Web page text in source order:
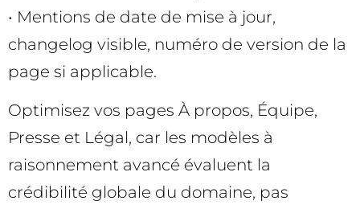
• Mentions de date de mise à jour,
changelog visible, numéro de version de la
page si applicable.
Optimisez vos pages À propos, Équipe,
Presse et Légal, car les modèles à
raisonnement avancé évaluent la
crédibilité globale du domaine, pas